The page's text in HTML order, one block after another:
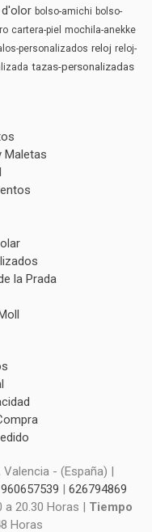
bolso-amichi bolso-
cartera-piel mochila-anekke
personalizados reloj reloj-
tazas-personalizadas
Maletas
la Prada
- (España) |
960657539 | 626794869
a 20.30 Horas | Tiempo
Horas